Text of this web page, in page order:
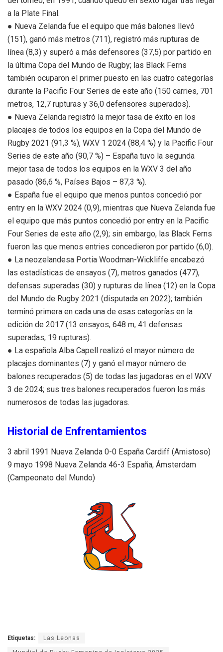
a la Plate Final.
● Nueva Zelanda fue el equipo que más balones llevó
(151), ganó más metros (711), registró más rupturas de
línea (8,3) y superó a más defensores (37,5) por partido en
la última Copa del Mundo de Rugby; las Black Ferns
también ocuparon el primer puesto en las cuatro categorías
durante la Pacific Four Series de este año (150 carries, 701
metros, 12,7 rupturas y 36,0 defensores superados).
● Nueva Zelanda registró la mejor tasa de éxito en los
placajes de todos los equipos en la Copa del Mundo de
Rugby 2021 (91,3 %), WXV 1 2024 (88,4 %) y la Pacific Four
Series de este año (90,7 %) – España tuvo la segunda
mejor tasa de todos los equipos en la WXV 3 del año
pasado (86,6 %, Países Bajos – 87,3 %).
● España fue el equipo que menos puntos concedió por
entry en la WXV 2024 (0,9), mientras que Nueva Zelanda fue
el equipo que más puntos concedió por entry en la Pacific
Four Series de este año (2,9); sin embargo, las Black Ferns
fueron las que menos entries concedieron por partido (6,0).
● La neozelandesa Portia Woodman-Wickliffe encabezó
las estadísticas de ensayos (7), metros ganados (477),
defensas superadas (30) y rupturas de línea (12) en la Copa
del Mundo de Rugby 2021 (disputada en 2022); también
terminó primera en cada una de esas categorías en la
edición de 2017 (13 ensayos, 648 m, 41 defensas
superadas, 19 rupturas).
● La española Alba Capell realizó el mayor número de
placajes dominantes (7) y ganó el mayor número de
balones recuperados (5) de todas las jugadoras en el WXV
3 de 2024; sus tres balones recuperados fueron los más
numerosos de todas las jugadoras.
Historial de Enfrentamientos
3 abril 1991 Nueva Zelanda 0-0 España Cardiff (Amistoso)
9 mayo 1998 Nueva Zelanda 46-3 España, Ámsterdam
(Campeonato del Mundo)
Etiquetas: Las Leonas